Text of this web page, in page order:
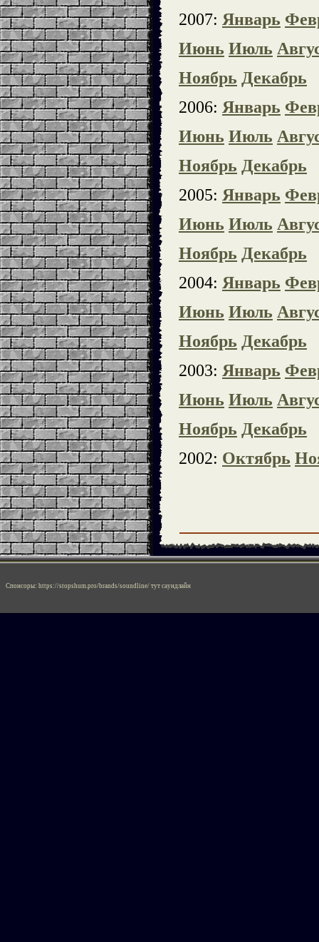
2007: Январь
Июнь Июль
Ноябрь Декабрь
2006: Январь
Июнь Июль
Ноябрь Декабрь
2005: Январь
Июнь Июль
Ноябрь Декабрь
2004: Январь
Июнь Июль
Ноябрь Декабрь
2003: Январь
Июнь Июль
Ноябрь Декабрь
2002: Октябрь
Спонсоры: https://stopshum.pro/brands/soundline/ тут саундлайн